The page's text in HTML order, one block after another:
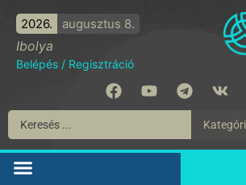
2026. augusztus 8.
Ibolya
Belépés / Regisztráció